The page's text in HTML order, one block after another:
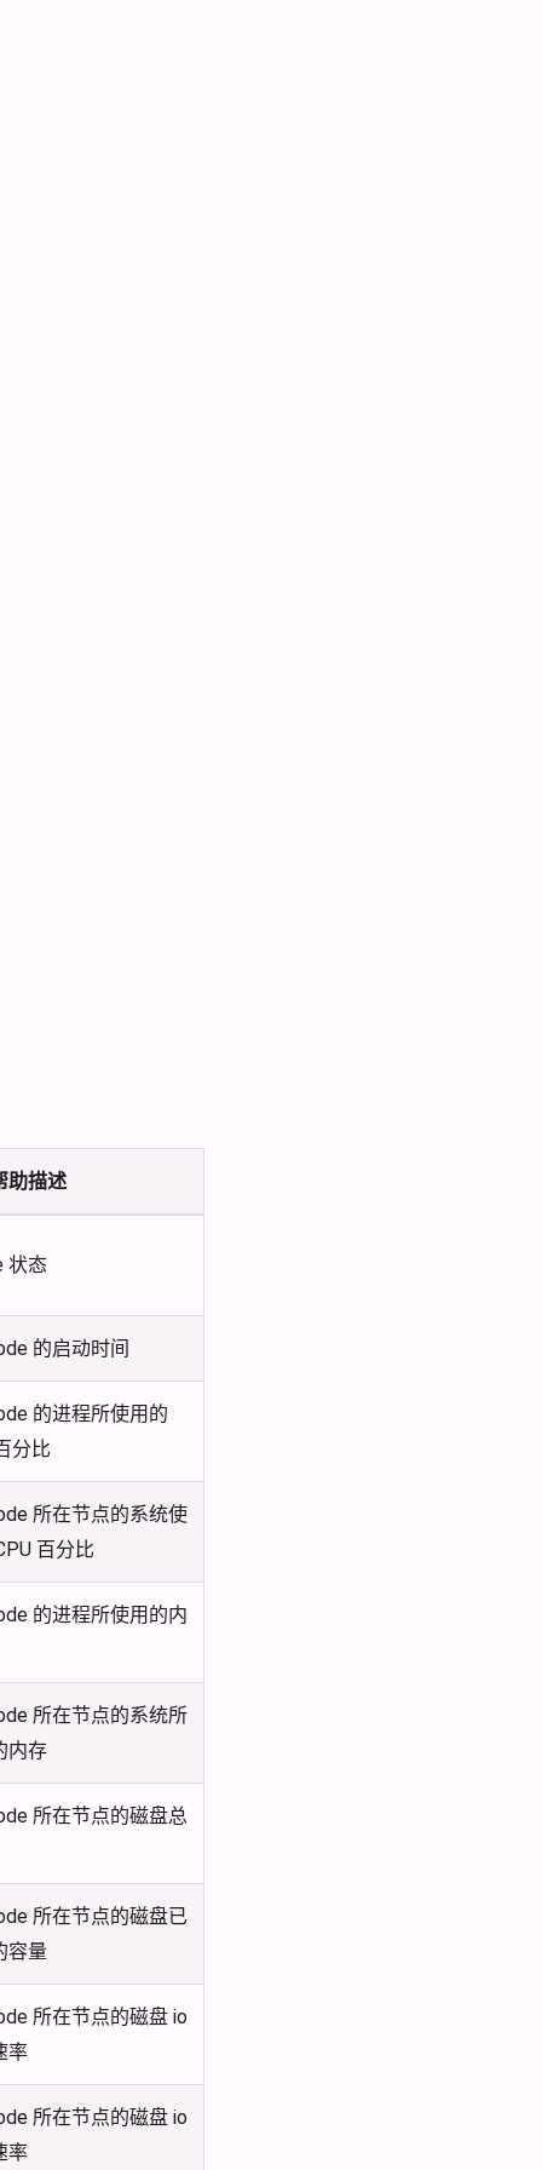
助描述
状态
的启动时间
的进程所使用的
分比
所在节点的系统使
百分比
的进程所使用的内
所在节点的系统所
内存
所在节点的磁盘总
所在节点的磁盘已
容量
所在节点的磁盘 io
率
所在节点的磁盘 io
率